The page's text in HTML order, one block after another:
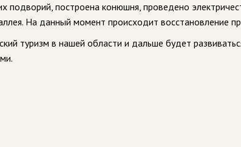
подворий, построена конюшня, проведено
На данный момент происходит восстановление
туризм в нашей области и дальше будет